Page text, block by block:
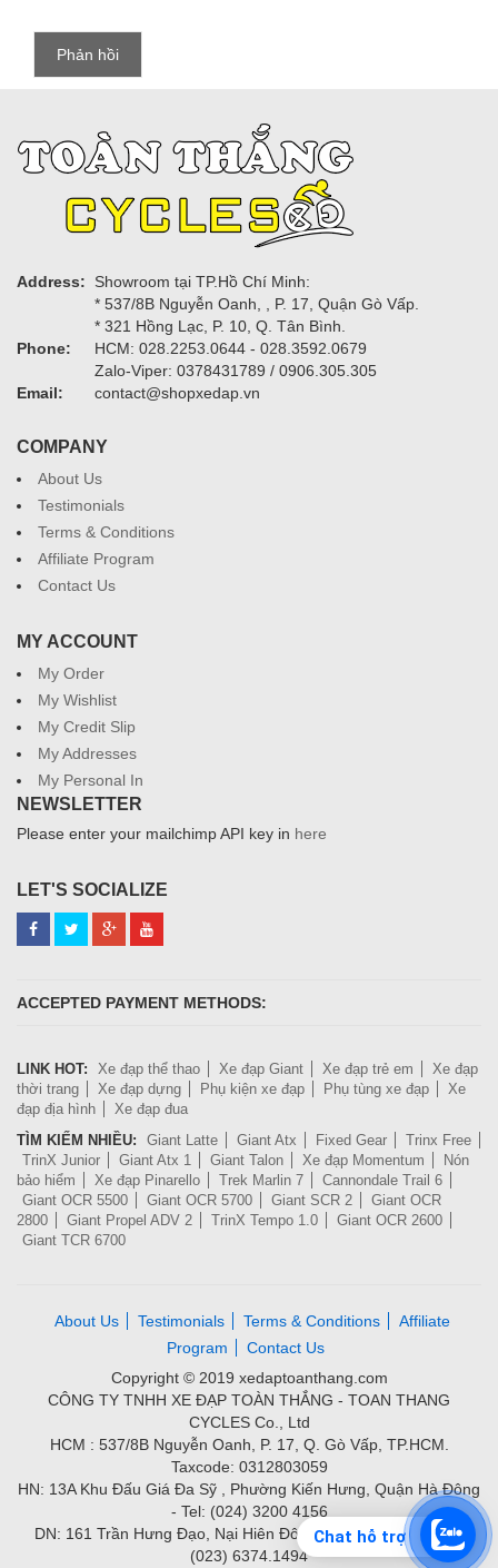
Chat hỗ trợ
Address:
Showroom tại TP.Hồ Chí Minh:
* 537/8B Nguyễn Oanh, , P. 17, Quận Gò Vấp.
* 321 Hồng Lạc, P. 10, Q. Tân Bình.
Phone:
HCM: 028.2253.0644 - 028.3592.0679
Zalo-Viper: 0378431789 / 0906.305.305
Email:
contact@shopxedap.vn
COMPANY
About Us
Testimonials
Terms & Conditions
Affiliate Program
Contact Us
MY ACCOUNT
My Order
My Wishlist
My Credit Slip
My Addresses
My Personal In
NEWSLETTER
Please enter your mailchimp API key in here
LET'S SOCIALIZE
ACCEPTED PAYMENT METHODS:
LINK HOT: Xe đạp thể thao Xe đạp Giant Xe đạp trẻ em
Xe đạp
thời trang
Xe đạp dựng Phụ kiện xe đạp Phụ tùng xe đạp
Xe
đạp địa hình
Xe đạp đua
TÌM KIẾM NHIỀU:
Giant Latte Giant Atx Fixed Gear
Trinx Free
TrinX Junior
Giant Atx 1 Giant Talon Xe đạp Momentum
Nón
bảo hiểm
Xe đạp Pinarello Trek Marlin 7
Cannondale Trail 6
Giant OCR 5500
Giant OCR 5700 Giant SCR 2
Giant OCR
2800
Giant Propel ADV 2 TrinX Tempo 1.0
Giant OCR 2600
Giant TCR 6700
About Us Testimonials Terms & Conditions
Affiliate
Program
Contact Us
Copyright © 2019 xedaptoanthang.com
CÔNG TY TNHH XE ĐẠP TOÀN THẮNG - TOAN THANG
CYCLES Co., Ltd
HCM : 537/8B Nguyễn Oanh, P. 17, Q. Gò Vấp, TP.HCM.
Taxcode: 0312803059
HN: 13A Khu Đấu Giá Đa Sỹ , Phường Kiến Hưng, Quận Hà Đông
- Tel: (024) 3200 4156
DN: 161 Trần Hưng Đạo, Nại Hiên Đông, Quận Sơn Trà - Tel:
(023) 6374.1494